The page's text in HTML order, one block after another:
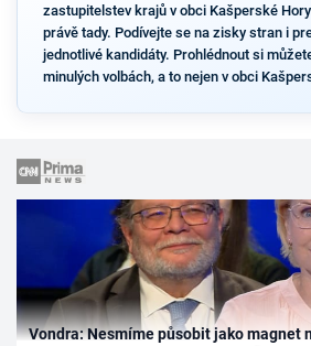
zastupitelstev krajů v obci Kašperské
právě tady. Podívejte se na zisky stran i
jednotlivé kandidáty. Prohlédnout si
minulých volbách, a to nejen v obci
Vondra: Nesmíme působit jako magnet